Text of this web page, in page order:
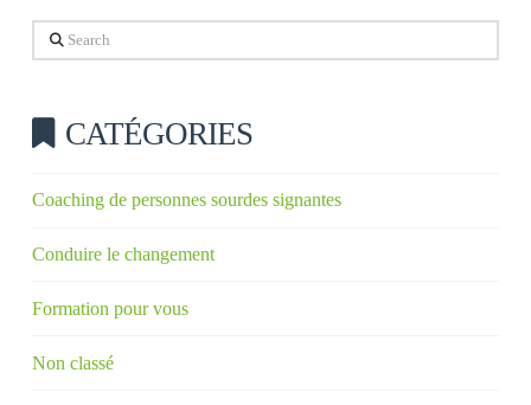
Search
CATÉGORIES
Coaching de personnes sourdes signantes
Conduire le changement
Formation pour vous
Non classé